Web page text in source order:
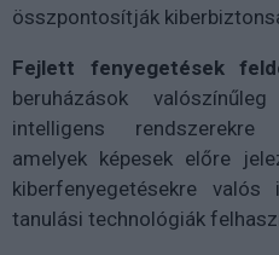
összpontosítják
Fejlett fenyegetések
beruházások
intelligens
amelyek képesek előre
kiberfenyegetésekre
tanulási technológiák